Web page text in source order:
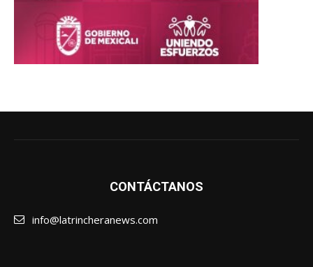
CONTÁCTANOS
info@latrincheranews.com